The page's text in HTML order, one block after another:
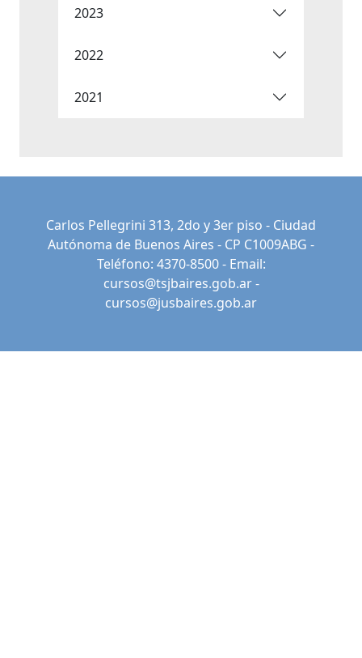
2023
2022
2021
Carlos Pellegrini 313, 2do y 3er piso - Ciudad
Autónoma de Buenos Aires - CP C1009ABG -
Teléfono: 4370-8500 - Email:
cursos@tsjbaires.gob.ar-
cursos@jusbaires.gob.ar